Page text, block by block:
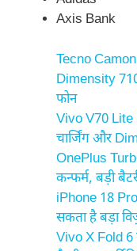
Axis Bank
Tecno
Dimensity
फोन
Vivo V70 Lite
चार्जिंग और
OnePlus
कन्फर्म, बड़ी
iPhone 18
सकता है बड़ा
Vivo X Fold